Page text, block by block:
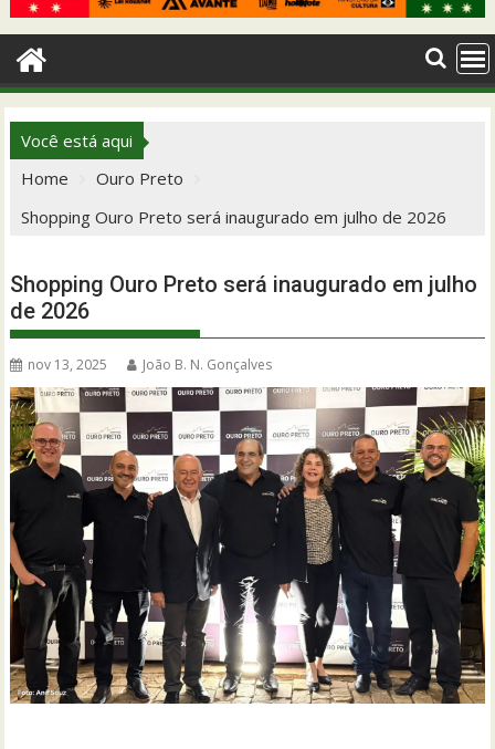
Você está aqui
Home
Ouro Preto
Shopping Ouro Preto será inaugurado em julho de 2026
Shopping Ouro Preto será inaugurado em julho
de 2026
nov 13, 2025 João B. N. Gonçalves